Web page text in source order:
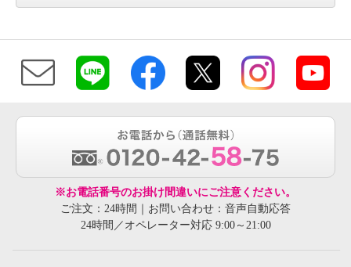
※お電話番号のお掛け間違いにご注意ください。
ご注文：24時間｜お問い合わせ：音声自動応答
24時間／オペレーター対応 9:00～21:00